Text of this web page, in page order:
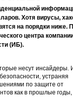
Хотя вирусы,
на порядки ниже.
центра
(ИБ).
несут инсайдеры.
устраняя
по защите от
как в прошлые годы,